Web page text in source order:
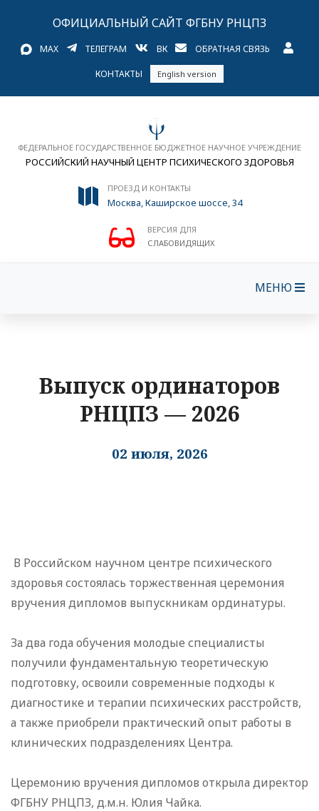
ОФИЦИАЛЬНЫЙ САЙТ ФГБНУ РНЦПЗ
MAX ТЕЛЕГРАМ ВК ОБРАТНАЯ СВЯЗЬ
КОНТАКТЫ English version
ФЕДЕРАЛЬНОЕ ГОСУДАРСТВЕННОЕ БЮДЖЕТНОЕ НАУЧНОЕ УЧРЕЖДЕНИЕ
РОССИЙСКИЙ НАУЧНЫЙ ЦЕНТР ПСИХИЧЕСКОГО ЗДОРОВЬЯ
ПРОЕЗД И КОНТАКТЫ
Москва, Каширское шоссе, 34
ВЕРСИЯ ДЛЯ
СЛАБОВИДЯЩИХ
МЕНЮ
Выпуск ординаторов
РНЦПЗ — 2026
02 июля, 2026
В Российском научном центре психического
здоровья состоялась торжественная церемония
вручения дипломов выпускникам ординатуры.
За два года обучения молодые специалисты
получили фундаментальную теоретическую
подготовку, освоили современные подходы к
диагностике и терапии психических расстройств,
а также приобрели практический опыт работы в
клинических подразделениях Центра.
Церемонию вручения дипломов открыла директор
ФГБНУ РНЦПЗ, д.м.н. Юлия Чайка.